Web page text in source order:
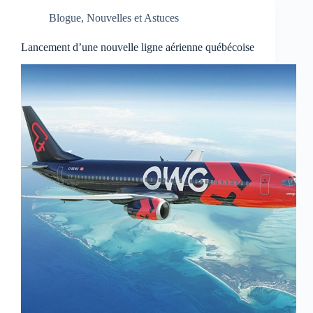
Blogue, Nouvelles et Astuces
Lancement d’une nouvelle ligne aérienne québécoise